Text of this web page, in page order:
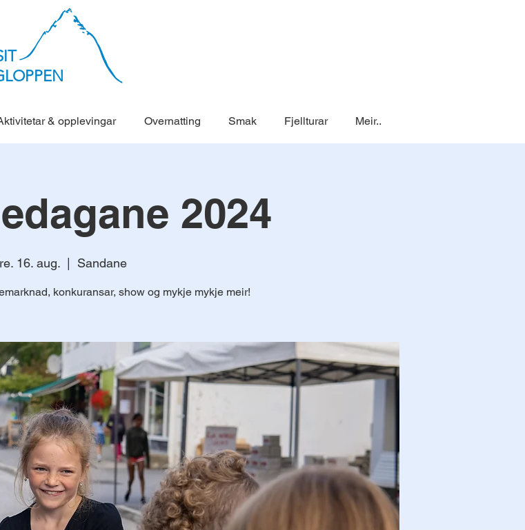
& opplevingar Overnatting Smak Fjellturar Meir..
2024
16. aug. Sandane
konkuransar, show og mykje mykje meir!